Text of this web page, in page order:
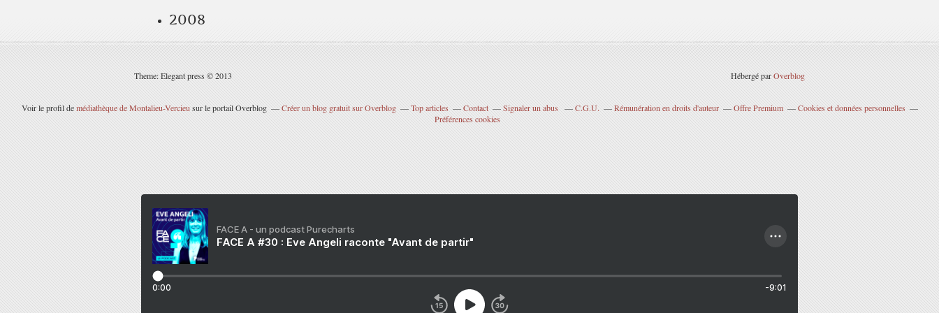
2008
Theme: Elegant press © 2013 Hébergé parOverblog
Voir le profil demédiathèque de Montalieu-Vercieu sur le portail Overblog Créer un blog gratuit sur Overblog Top articles Contact Signaler un abus C.G.U. Rémunération en droits d'auteur Offre Premium
Cookies et données personnelles
Préférences cookies
FACE A - un podcast Purecharts
FACE A #30 : Eve Angeli raconte "Avant de partir"
0:00 -9:01